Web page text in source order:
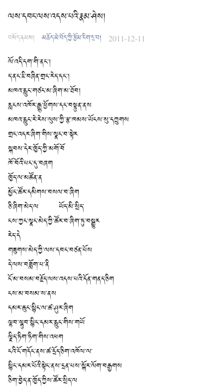
ལས་དབང་ལས་འདས་པའི་རྣམ་ཤེས།
བསོད་ནམས། མཆོད་མེ་བོད་ཀྱི་རྩོམ་རིག་དྲ་བ། 2011-12-11
ལོ་འདི་དག་གི་ནང་།
ད་ནང་ཇི་བཞིན་གྲང་རེད་དང་།
མཁའ་རླུང་གཙང་མ་ཞིག་མ་ཐོབ།
རླངས་འཁོར་རྒྱུ་ཕྱོགས་དང་བསྟུན་ནས
མཁའ་རླུང་རེ་རེས་ལུས་ཀྱི་རྩ་ཁམས་ཡོངས་སུ་དཀྲུགས
གྲང་འདར་ཞིག་གིས་སྣང་བ་སྟེར
སྐབས་དེར་ཁྱོད་ཀྱི་མགོ་བོ
ཁོ་བོའི་པང་དུ་བཞག
ཁྱོད་ལ་མཚོན་ན
མྱོང་ཚོར་དམིགས་བསལ་བ་ཞིག
ཅི་ཞིག་མེད་ལ ཡོད་མི་སྲིད་
ངས་ཀྱང་སྣང་མེད་ཀྱི་ཚོར་བ་ཞིག་ཏུ་བསྒྱུར
རེད་དེ
གཟུགས་མེད་ཀྱི་ལས་དབང་བཙན་པོས
དེ་ལས་བཟློག་པ་ནི
ངོ་མ་བསམ་བརྗོད་ལས་འདས་པའི་དོན་གནད་ཅིག
ངས་མ་བསམ་ས་ནས
དམར་ཆུང་སྙིང་ལ་ཚ་ཤུར་ཞིག
ལྷབ་ལྷུབ་སྙིང་དམར་རླུང་གིས་གཡོ
ལྗིད་ཏིག་ཏིག་གིས་འཕག
ངའི་ངོ་གདོང་ནས་ཚ་དྲོད་ཅིག་འཁོལ་ལ་
སྙིང་དམར་པོའི་སྟེང་ནས་དྲན་པས་སྐོར་ལོག་བརྒྱགས
ཅིག་བྱེད་ན་ཁྱོད་ཀྱིས་ཚོར་སྲིད་ལ